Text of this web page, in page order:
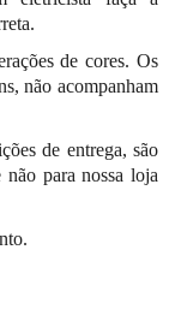
de cores. Os
não acompanham
de entrega, são
para nossa loja